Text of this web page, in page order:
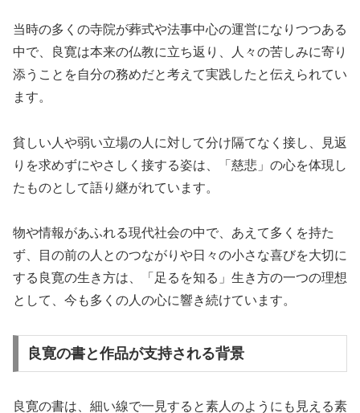
当時の多くの寺院が葬式や法事中心の運営になりつつある
中で、良寛は本来の仏教に立ち返り、人々の苦しみに寄り
添うことを自分の務めだと考えて実践したと伝えられてい
ます。
貧しい人や弱い立場の人に対して分け隔てなく接し、見返
りを求めずにやさしく接する姿は、「慈悲」の心を体現し
たものとして語り継がれています。
物や情報があふれる現代社会の中で、あえて多くを持た
ず、目の前の人とのつながりや日々の小さな喜びを大切に
する良寛の生き方は、「足るを知る」生き方の一つの理想
として、今も多くの人の心に響き続けています。
良寛の書と作品が支持される背景
良寛の書は、細い線で一見すると素人のようにも見える素